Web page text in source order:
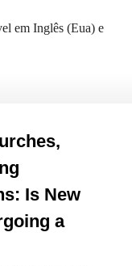
em Inglês (Eua) e
Is New
a